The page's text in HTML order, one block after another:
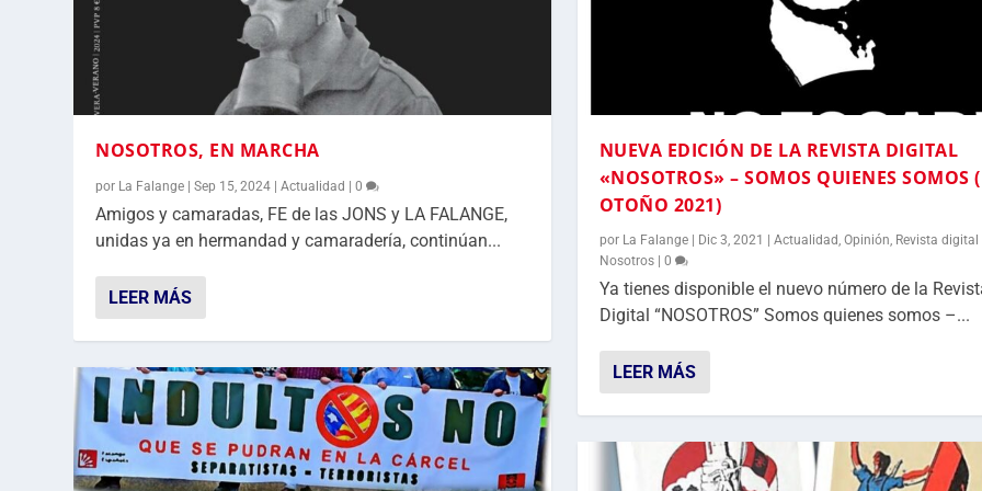
NOSOTROS, EN MARCHA
por La Falange |Sep 15, 2024 |Actualidad |0
Amigos y camaradas, FE de las JONS y LA FALANGE,
unidas ya en hermandad y camaradería, continúan...
LEER MÁS
NUEVA EDICIÓN DE LA REVISTA DIGITAL
«NOSOTROS» – SOMOS QUIENES SOMOS
OTOÑO 2021)
por La Falange| Dic 3, 2021 Actualidad, Opinión, Revista digital
Nosotros| 0
Ya tienes disponible el nuevo número de la
Digital “NOSOTROS” Somos quienes somos –...
LEER MÁS